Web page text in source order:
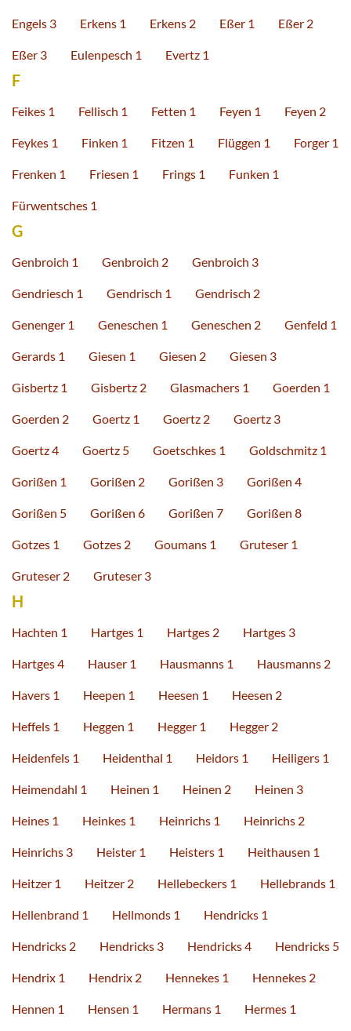
Engels 3 Erkens 1 Erkens 2 Eßer 1 Eßer 2
Eßer 3 Eulenpesch 1 Evertz 1
F
Feikes 1 Fellisch 1 Fetten 1 Feyen 1 Feyen 2
Feykes 1 Finken 1 Fitzen 1 Flüggen 1 Forger 1
Frenken 1 Friesen 1 Frings 1 Funken 1
Fürwentsches 1
G
Genbroich 1 Genbroich 2 Genbroich 3
Gendriesch 1 Gendrisch 1 Gendrisch 2
Genenger 1 Geneschen 1 Geneschen 2 Genfeld 1
Gerards 1 Giesen 1 Giesen 2 Giesen 3
Gisbertz 1 Gisbertz 2 Glasmachers 1 Goerden 1
Goerden 2 Goertz 1 Goertz 2 Goertz 3
Goertz 4 Goertz 5 Goetschkes 1 Goldschmitz 1
Gorißen 1 Gorißen 2 Gorißen 3 Gorißen 4
Gorißen 5 Gorißen 6 Gorißen 7 Gorißen 8
Gotzes 1 Gotzes 2 Goumans 1 Gruteser 1
Gruteser 2 Gruteser 3
H
Hachten 1 Hartges 1 Hartges 2 Hartges 3
Hartges 4 Hauser 1 Hausmanns 1 Hausmanns 2
Havers 1 Heepen 1 Heesen 1 Heesen 2
Heffels 1 Heggen 1 Hegger 1 Hegger 2
Heidenfels 1 Heidenthal 1 Heidors 1 Heiligers 1
Heimendahl 1 Heinen 1 Heinen 2 Heinen 3
Heines 1 Heinkes 1 Heinrichs 1 Heinrichs 2
Heinrichs 3 Heister 1 Heisters 1 Heithausen 1
Heitzer 1 Heitzer 2 Hellebeckers 1 Hellebrands 1
Hellenbrand 1 Hellmonds 1 Hendricks 1
Hendricks 2 Hendricks 3 Hendricks 4 Hendricks 5
Hendrix 1 Hendrix 2 Hennekes 1 Hennekes 2
Hennen 1 Hensen 1 Hermans 1 Hermes 1